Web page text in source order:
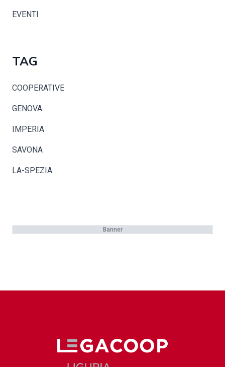
EVENTI
TAG
COOPERATIVE
GENOVA
IMPERIA
SAVONA
LA-SPEZIA
Banner